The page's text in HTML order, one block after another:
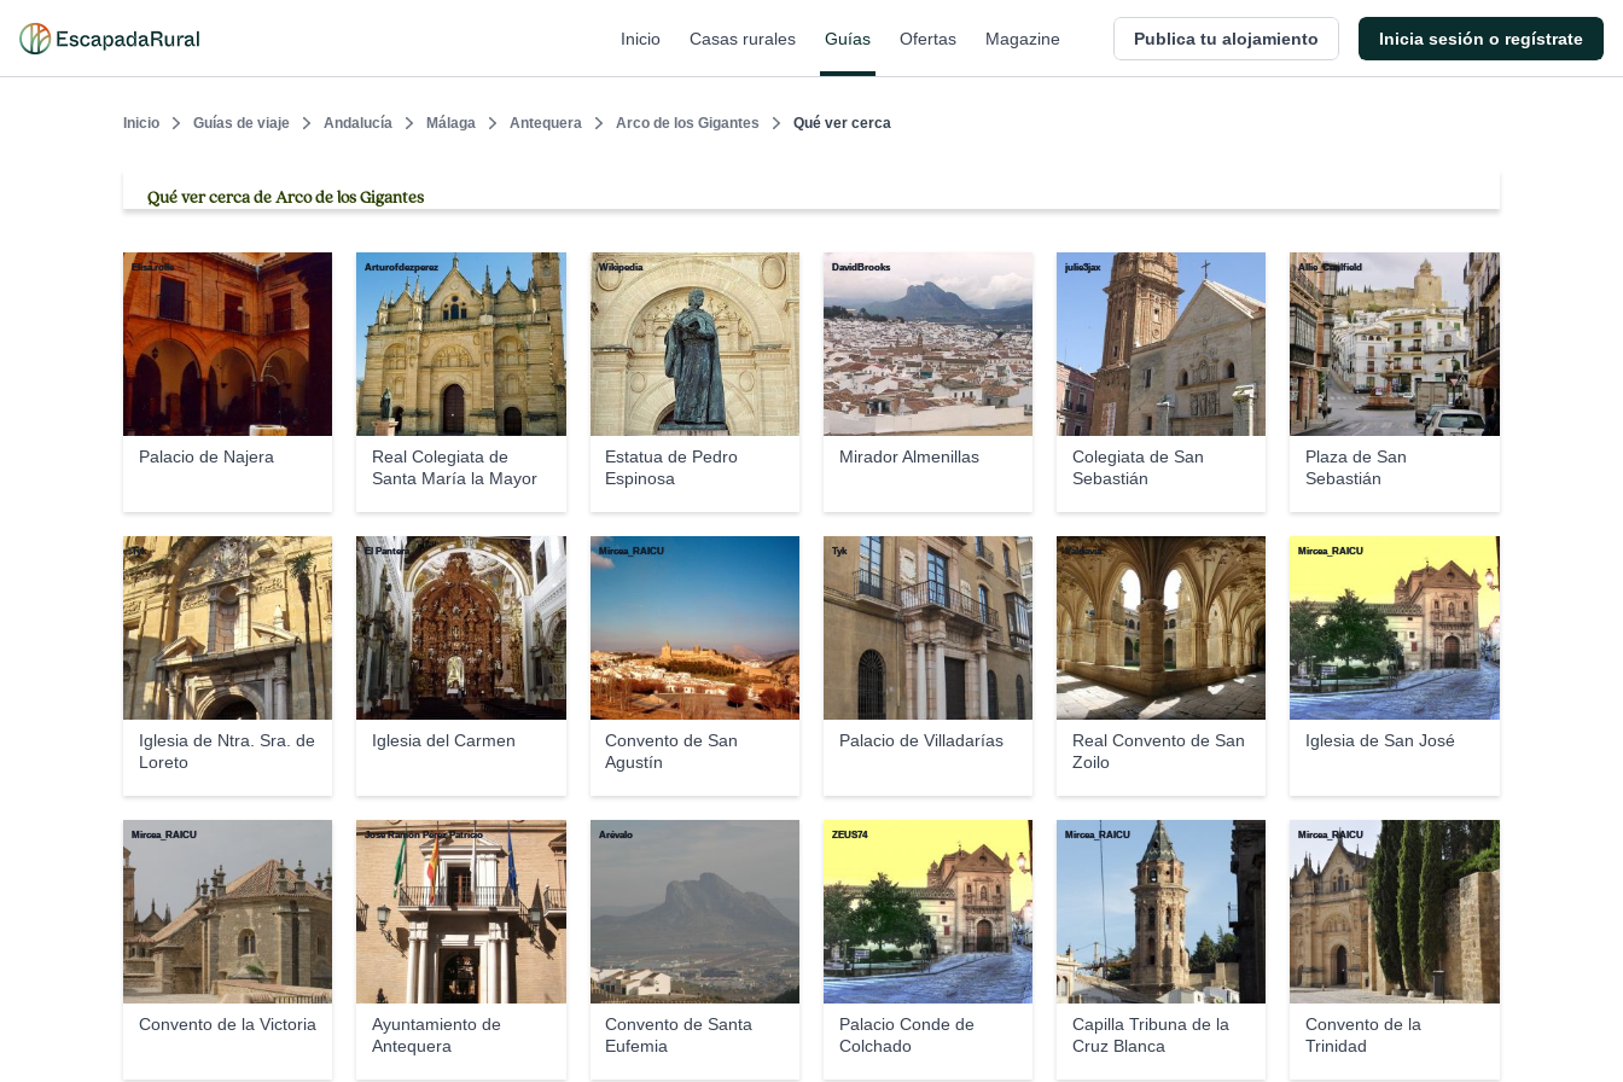
Inicio Casas rurales Guías Ofertas Magazine Publica tu alojamiento Inicia sesión o regístrate
Inicio Guías de viaje Andalucía Málaga Antequera Arco de los Gigantes Qué ver cerca
Qué ver cerca de Arco de los Gigantes
Palacio de Najera
Elisa.rolle
Real Colegiata de
Santa María la Mayor
Arturofdezperez
Estatua de Pedro
Espinosa
Wikipedia
Mirador Almenillas
DavidBrooks
Colegiata de San
Sebastián
julie3jax
Plaza de San
Sebastián
Allie_Caulfield
Iglesia de Ntra. Sra. de
Loreto
Tyk
Iglesia del Carmen
El Pantera
Convento de San
Agustín
Mircea_RAICU
Palacio de Villadarías
Tyk
Real Convento de San
Zoilo
Valdavia
Iglesia de San José
Mircea_RAICU
Convento de la Victoria
Mircea_RAICU
Ayuntamiento de
Antequera
Jose Ramón Pérez Patricio
Convento de Santa
Eufemia
Arévalo
Palacio Conde de
Colchado
ZEUS74
Capilla Tribuna de la
Cruz Blanca
Mircea_RAICU
Convento de la
Trinidad
Mircea_RAICU